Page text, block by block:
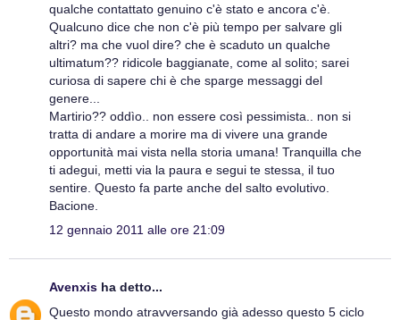
qualche contattato genuino c'è stato e ancora c'è.
Qualcuno dice che non c'è più tempo per salvare gli
altri? ma che vuol dire? che è scaduto un qualche
ultimatum?? ridicole baggianate, come al solito; sarei
curiosa di sapere chi è che sparge messaggi del
genere...
Martirio?? oddìo.. non essere così pessimista.. non si
tratta di andare a morire ma di vivere una grande
opportunità mai vista nella storia umana! Tranquilla che
ti adegui, metti via la paura e segui te stessa, il tuo
sentire. Questo fa parte anche del salto evolutivo.
Bacione.
12 gennaio 2011 alle ore 21:09
Avenxis ha detto...
Questo mondo atravversando già adesso questo 5 ciclo